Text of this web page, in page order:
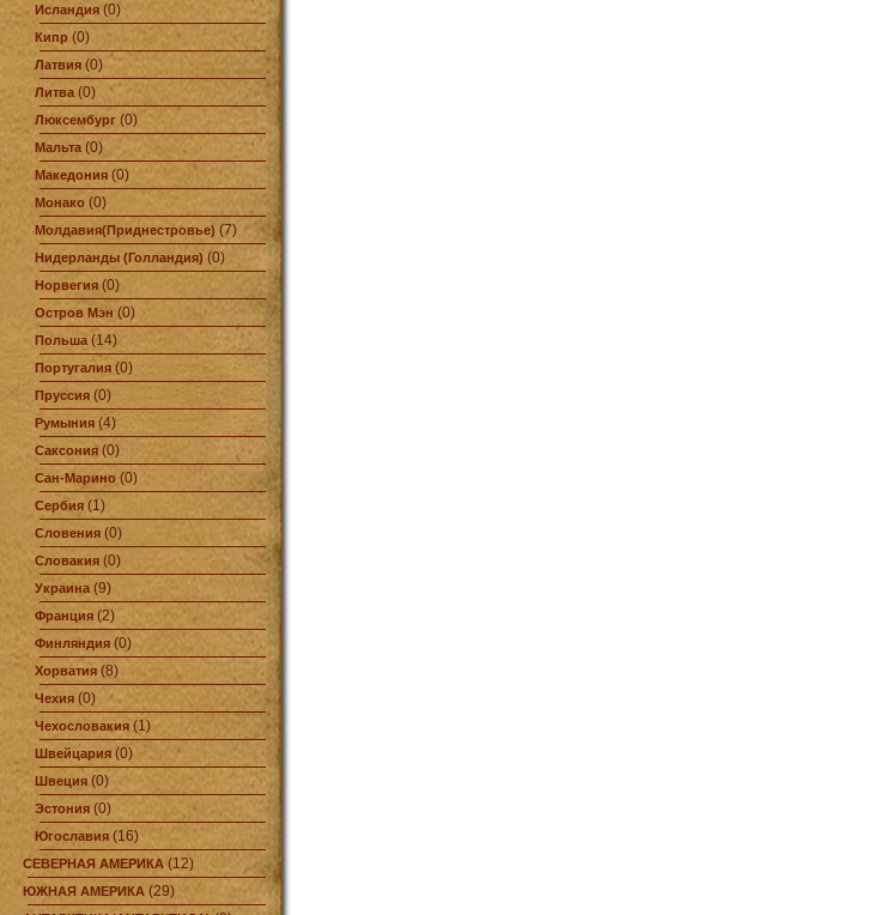
Исландия (0)
Кипр (0)
Латвия (0)
Литва(0)
Люксембург (0)
Мальта (0)
Македония (0)
Монако (0)
Молдавия(Приднестровье) (7)
Нидерланды (Голландия) (0)
Норвегия (0)
Остров Мэн (0)
Польша(14)
Португалия (0)
Пруссия (0)
Румыния (4)
Саксония (0)
Сан-Марино (0)
Сербия (1)
Словения (0)
Словакия (0)
Украина (9)
Франция (2)
Финляндия (0)
Хорватия (8)
Чехия (0)
Чехословакия (1)
Швейцария (0)
Швеция (0)
Эстония (0)
Югославия (16)
СЕВЕРНАЯ АМЕРИКА (12)
ЮЖНАЯ АМЕРИКА (29)